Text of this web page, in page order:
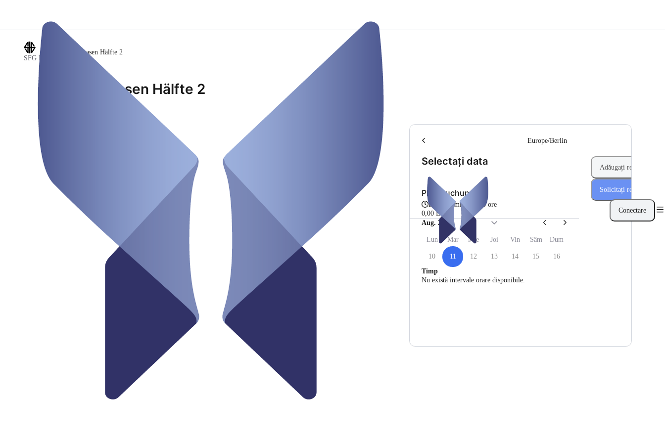
Conectare
SFG Fussball
Kunstrasen Hälfte 2
Kunstrasen Hälfte 2
Selectați data(Pasul 1 din 2)
Europe/Berlin
Platzbuchung
De la 15 minute la 3 ore
0,00 EUR
Aug. 2026
Lun Mar Mie Joi Vin Sâm Dum
10 11 12 13 14 15
16
Timp
Nu există intervale orare disponibile.
Adăugați rezervare
Solicitați rezervarea